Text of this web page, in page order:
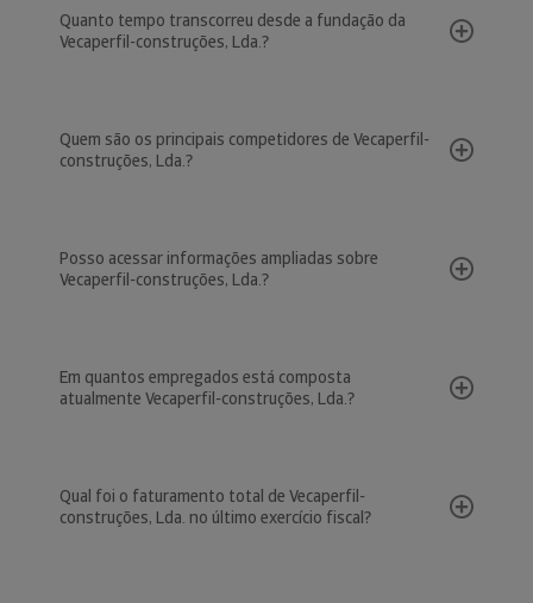
Quanto tempo transcorreu desde a fundação da
Vecaperfil-construções, Lda.?
Quem são os principais competidores de Vecaperfil-
construções, Lda.?
Posso acessar informações ampliadas sobre
Vecaperfil-construções, Lda.?
Em quantos empregados está composta
atualmente Vecaperfil-construções, Lda.?
Qual foi o faturamento total de Vecaperfil-
construções, Lda. no último exercício fiscal?